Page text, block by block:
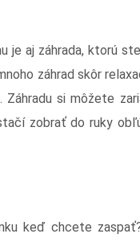
je aj záhrada, ktorú
záhrad skôr
si môžete
zobrať do ruky
keď chcete